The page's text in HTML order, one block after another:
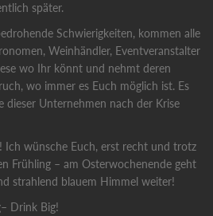
später.
Schwierigkeiten, kommen alle
Weinhändler, Eventveranstalter
wo Ihr könnt und nehmt deren
wo immer es Euch möglich ist. Es
dieser Unternehmen nach der Krise
Ich wünsche Euch, erst recht und trotz
Frühling – am Osterwochenende geht
strahlend blauem Himmel weiter!
Drink Big!